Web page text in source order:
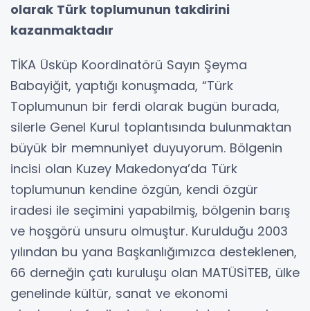
olarak Türk toplumunun takdirini
kazanmaktadır
TİKA Üsküp Koordinatörü Sayın Şeyma
Babayiğit, yaptığı konuşmada, “Türk
Toplumunun bir ferdi olarak bugün burada,
silerle Genel Kurul toplantısında bulunmaktan
büyük bir memnuniyet duyuyorum. Bölgenin
incisi olan Kuzey Makedonya’da Türk
toplumunun kendine özgün, kendi özgür
iradesi ile seçimini yapabilmiş, bölgenin barış
ve hoşgörü unsuru olmuştur. Kurulduğu 2003
yılından bu yana Başkanlığımızca desteklenen,
66 derneğin çatı kuruluşu olan MATÜSİTEB, ülke
genelinde kültür, sanat ve ekonomi